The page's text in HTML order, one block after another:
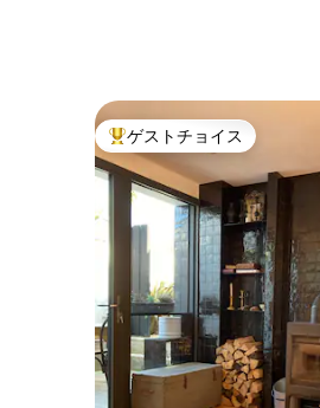
大好評のゲストチョイスです
ゲストチョイス